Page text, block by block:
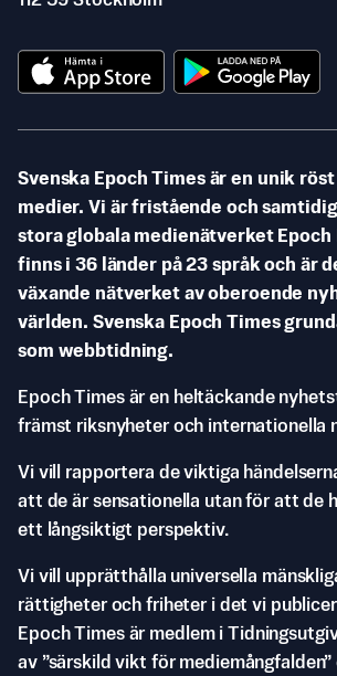
Svenska Epoch Times är en unik
medier. Vi är fristående och
stora globala medienätverket Epoch
finns i 36 länder på 23 språk och är
växande nätverket av oberoende
världen. Svenska Epoch Times
som webbtidning.
Epoch Times är en heltäckande
främst riksnyheter och internationella
Vi vill rapportera de viktiga
att de är sensationella utan för att de
ett långsiktigt perspektiv.
Vi vill upprätthålla universella
rättigheter och friheter i det vi
Epoch Times är medlem i
av ”särskild vikt för mediemångfalden”